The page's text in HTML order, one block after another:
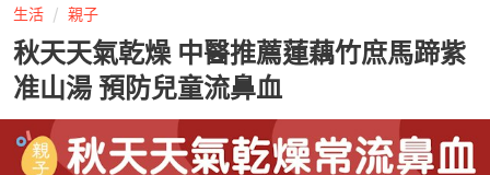
生活 親子
秋天天氣乾燥 中醫推薦蓮藕竹庶馬蹄紫
准山湯 預防兒童流鼻血